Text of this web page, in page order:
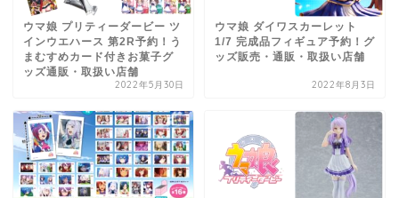
ウマ娘 プリティーダービー ツ
インウエハース 第2R予約！う
まむすめカード付きお菓子グ
ッズ通販・取扱い店舗
2022年5月30日
ウマ娘 ダイワスカーレット
1/7 完成品フィギュア予約！グ
ッズ販売・通販・取扱い店舗
2022年8月3日